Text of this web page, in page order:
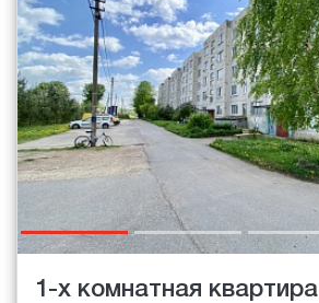
1-х комнатная квартира